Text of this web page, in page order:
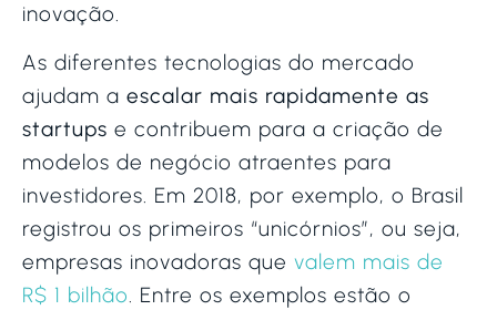
inovação.
As diferentes tecnologias do mercado
ajudam a escalar mais rapidamente as
startups e contribuem para a criação de
modelos de negócio atraentes para
investidores. Em 2018, por exemplo, o Brasil
registrou os primeiros “unicórnios”, ou seja,
empresas inovadoras que valem mais de
R$ 1 bilhão. Entre os exemplos estão o